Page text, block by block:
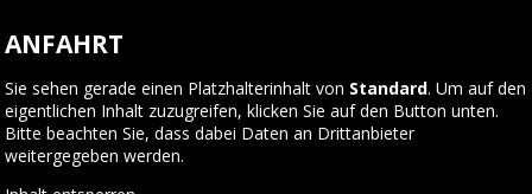
ANFAHRT
Sie sehen gerade einen Platzhalterinhalt von Standard. Um auf den
eigentlichen Inhalt zuzugreifen, klicken Sie auf den Button unten.
Bitte beachten Sie, dass dabei Daten an Drittanbieter
weitergegeben werden.